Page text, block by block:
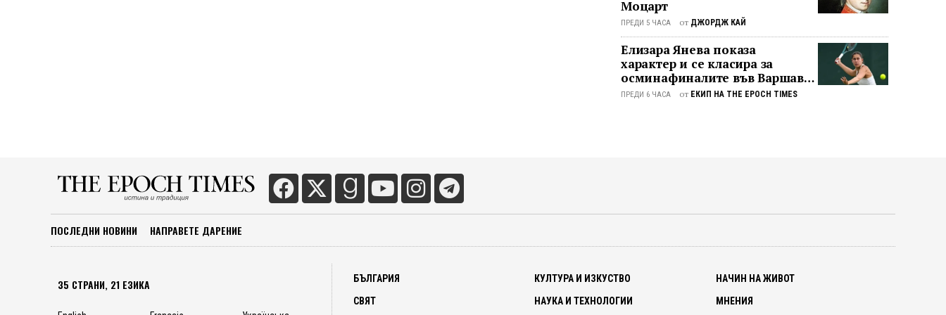
Моцарт
ПРЕДИ 5 ЧАСА от ДЖОРДЖ КАЙ
Елизара Янева показа
характер и се класира за
осминафиналите във Варшава
след впечатляващ обрат
ПРЕДИ 6 ЧАСА от ЕКИП НА THE EPOCH TIMES
ПОСЛЕДНИ НОВИНИ НАПРАВЕТЕ ДАРЕНИЕ
35 СТРАНИ, 21 ЕЗИКА
БЪЛГАРИЯ
СВЯТ
КУЛТУРА И ИЗКУСТВО
НАУКА И ТЕХНОЛОГИИ
НАЧИН НА ЖИВОТ
МНЕНИЯ